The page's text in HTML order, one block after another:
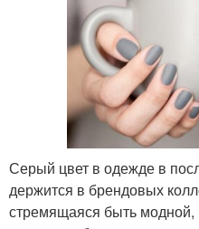
Серый цвет в одежде в
держится в брендовых
стремящаяся быть модной,